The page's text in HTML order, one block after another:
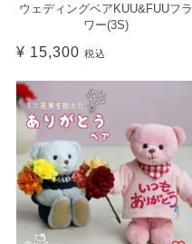
ウェディングベアKUU&FUUフラ
ワー(3S)
¥ 15,300 税込